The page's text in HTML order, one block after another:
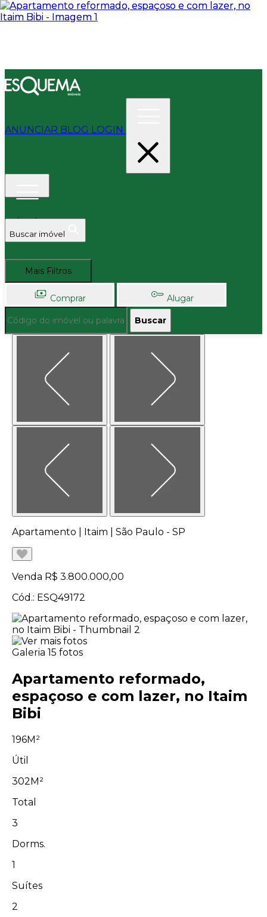
ANUNCIAR BLOG LOGIN
Buscar imóvel
Mais Filtros
Comprar Alugar
Buscar
Apartamento | Itaim | São Paulo - SP
Venda R$ 3.800.000,00
Cód.: ESQ49172
Galeria 15 fotos
Apartamento reformado,
espaçoso e com lazer, no Itaim
Bibi
196M²
Útil
302M²
Total
3
Dorms.
1
Suítes
2